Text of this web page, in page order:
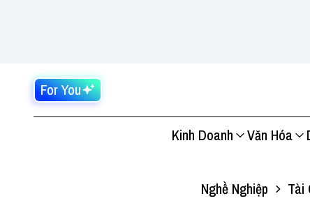
For You
Kinh Doanh Văn Hóa
Nghề Nghiệp Tài